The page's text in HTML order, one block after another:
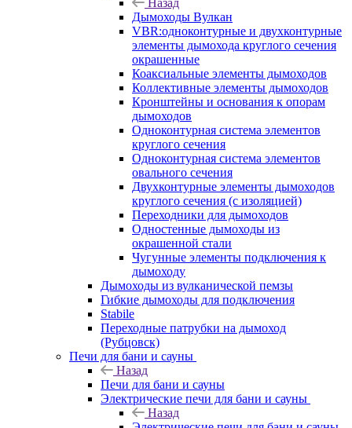
Назад
Дымоходы Вулкан
VBR:одноконтурные и двухконтурные
элементы дымохода круглого сечения
окрашенные
Коаксиальные элементы дымоходов
Коллективные элементы дымоходов
Кронштейны и основания к опорам
дымоходов
Одноконтурная система элементов
круглого сечения
Одноконтурная система элементов
овального сечения
Двухконтурные элементы дымоходов
круглого сечения (с изоляцией)
Переходники для дымоходов
Одностенные дымоходы из
окрашенной стали
Чугунные элементы подключения к
дымоходу
Дымоходы из вулканической пемзы
Гибкие дымоходы для подключения
Stabile
Переходные патрубки на дымоход
(Рубцовск)
Печи для бани и сауны
Назад
Печи для бани и сауны
Электрические печи для бани и сауны
Назад